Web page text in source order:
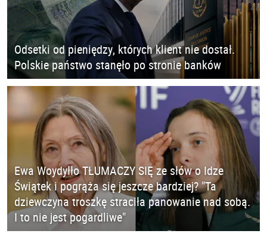
Odsetki od pieniędzy, których klient nie dostał.
Polskie państwo stanęło po stronie banków
Ewa Woydyłło TŁUMACZY SIĘ ze słów o Idze
Świątek i pogrąża się jeszcze bardziej? "Ta
dziewczyna troszkę straciła panowanie nad sobą.
I to nie jest pogardliwe"